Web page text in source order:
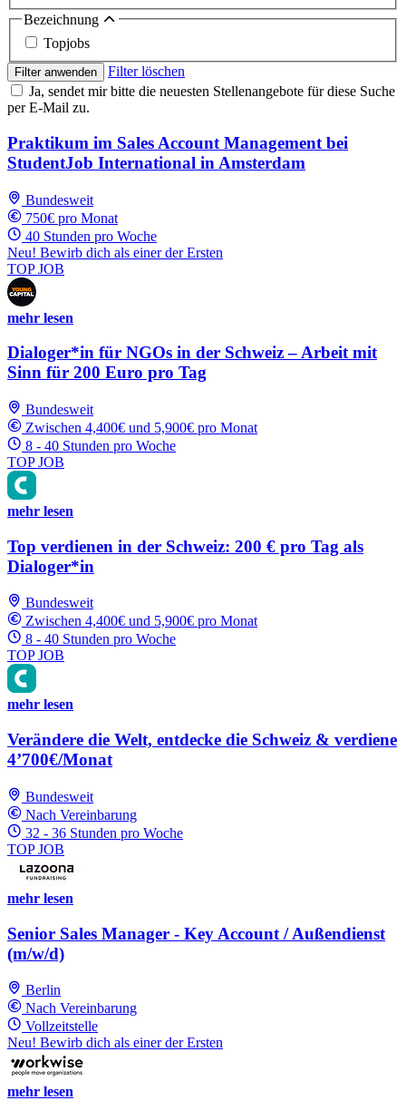
Bezeichnung
Topjobs
Filter anwenden
Filter löschen
Ja, sendet mir bitte die neuesten Stellenangebote für diese Suche
per E-Mail zu.
Praktikum im Sales Account Management bei
StudentJob International in Amsterdam
Bundesweit
750€ pro Monat
40 Stunden pro Woche
Neu! Bewirb dich als einer der Ersten
TOP JOB
mehr lesen
Dialoger*in für NGOs in der Schweiz – Arbeit mit
Sinn für 200 Euro pro Tag
Bundesweit
Zwischen 4,400€ und 5,900€ pro Monat
8 - 40 Stunden pro Woche
TOP JOB
mehr lesen
Top verdienen in der Schweiz: 200 € pro Tag als
Dialoger*in
Bundesweit
Zwischen 4,400€ und 5,900€ pro Monat
8 - 40 Stunden pro Woche
TOP JOB
mehr lesen
Verändere die Welt, entdecke die Schweiz & verdiene
4’700€/Monat
Bundesweit
Nach Vereinbarung
32 - 36 Stunden pro Woche
TOP JOB
mehr lesen
Senior Sales Manager - Key Account / Außendienst
(m/w/d)
Berlin
Nach Vereinbarung
Vollzeitstelle
Neu! Bewirb dich als einer der Ersten
mehr lesen